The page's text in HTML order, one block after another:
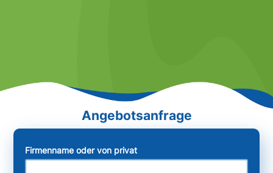
Firmenname oder von privat